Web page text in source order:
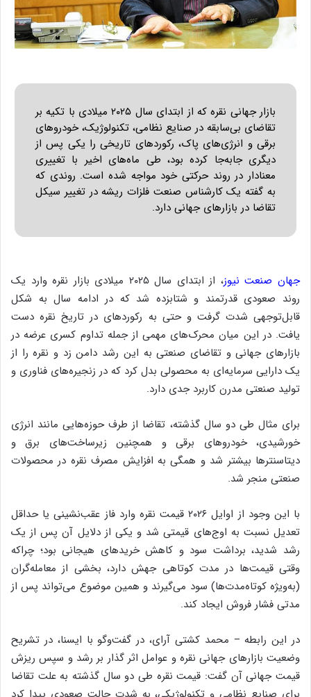
بازار جهانی نقره که از ابتدای سال ۲۰۲۵ میلادی با تکیه بر
تقاضای بی‌سابقه در صنایع نظامی، تکنولوژیک، خودروهای
برقی و انرژی‌های پاک، رکوردهای تاریخی را یکی پس از
دیگری جابه‌جا کرده بود، طی ماه‌های اخیر با تغییری
معنادار در روند حرکتی خود مواجه شده است. روندی که
به گفته یک کارشناس صنعت فلزات ریشه در تغییر سیکل
تقاضا در بازارهای جهانی دارد.
جهان صنعت نیوز
، از ابتدای سال ۲۰۲۵ میلادی بازار نقره وارد یک
روند صعودی قدرتمند و شتابزده شد که در ادامه سال به شکل
قابل‌توجهی شدت گرفت و حتی به رکوردهای در تاریخ نقره دست
یافت. در این میان محرک‌های مهمی از جمله تداوم کسری عرضه در
بازارهای جهانی و تقاضای صنعتی به این رشد دامن زد و نقره را از
یک دارایی سرمایه‌ای به محصولی بدل کرد که در زنجیره‌های فناوری و
تولید صنعتی مدرن کاربرد جدی دارد.
برای مثال طی دو سال گذشته، تقاضا از طرف حوزه‌هایی مانند انرژی
خورشیدی، خودروهای برقی و همچنین زیرساخت‌های برق و
دیتاسنترها بیشتر شد و همگی به افزایش مصرف نقره در محصولات
صنعتی منجر شد.
با این وجود از اوایل ۲۰۲۶ قیمت نقره وارد فاز عقب‌نشینی یا حداقل
تعدیل نسبت به اوج‌های قیمتی شد و یکی از دلایل آن پس از یک
رشد شدید، برداشت سود و کاهش خریدهای هیجانی بود؛ چراکه
وقتی قیمت‌ها در مدت کوتاهی جهش دارد، بخشی از معامله‌گران
(به‌ویژه کوتاه‌مدت‌ها) سود می‌گیرند و همین موضوع می‌تواند پس از
مدتی فشار فروش ایجاد کند.
در این رابطه – محمد کشتی آرای، در گفت‌وگو با ایسنا، در تشریح
وضعیت بازارهای جهانی نقره و عوامل اثر گذار بر رشد و سپس ریزش
قیمت جهانی آن گفت: قیمت نقره طی دو سال گذشته به علت تقاضا